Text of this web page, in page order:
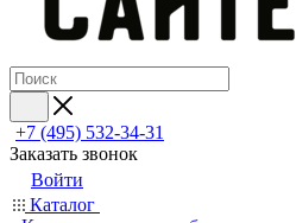
+7 (495) 532‑34‑31
Заказать звонок
Войти
Каталог